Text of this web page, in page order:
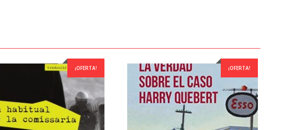
¡OFERTA! ¡OFERTA!